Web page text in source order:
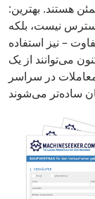
هستند. بهترین:
نیست، بلکه
– نیز استفاده
می‌توانند از یک
معاملات در سراسر